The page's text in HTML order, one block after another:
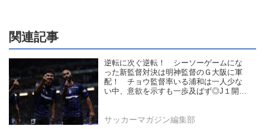
関連記事
逆転に次ぐ逆転！ シーソーゲームにな
った新監督対決は明神監督のＧ大阪に軍
配！ チョウ監督率いる浦和は一人少な
い中、意欲を示すも一歩及ばず◎J１開幕
サッカーマガジン編集部